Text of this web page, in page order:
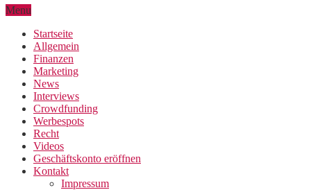
Menu
Startseite
Allgemein
Finanzen
Marketing
News
Interviews
Crowdfunding
Werbespots
Recht
Videos
Geschäftskonto eröffnen
Kontakt
Impressum